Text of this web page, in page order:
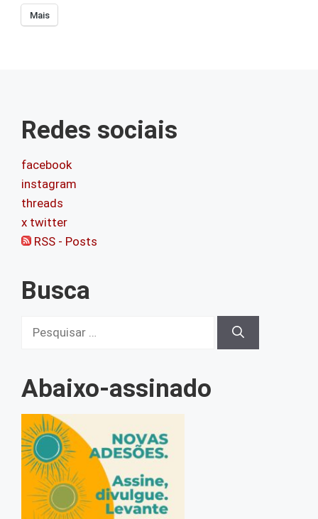
Mais
Redes sociais
facebook
instagram
threads
x twitter
RSS - Posts
Busca
Pesquisar
Abaixo-assinado